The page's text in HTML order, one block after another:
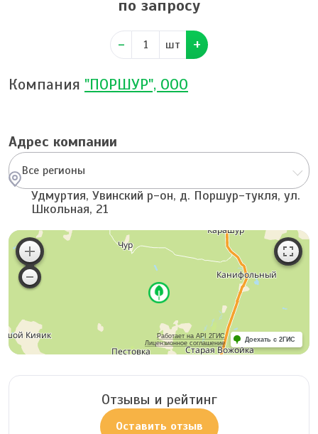
по запросу
шт
Компания "ПОРШУР", ООО
Адрес компании
Все регионы
Удмуртия, Увинский р-он, д. Поршур-тукля, ул.
Школьная, 21
Работает на API 2ГИС
Лицензионное соглашение
Доехать с 2ГИС
Отзывы и рейтинг
Оставить отзыв